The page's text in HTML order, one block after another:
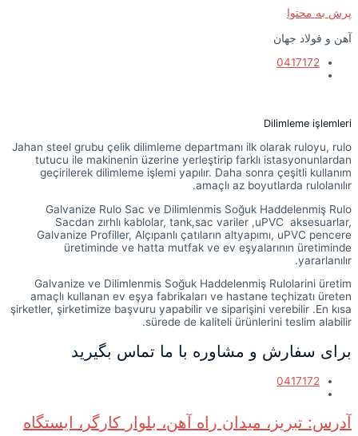
پرش به محتوا
آهن و فولاد جهان
0417172
Dilimleme işlemleri
Jahan steel grubu çelik dilimleme departmanı ilk olarak ruloyu, rulo
tutucu ile makinenin üzerine yerleştirip farklı istasyonunlardan
geçirilerek dilimleme işlemi yapılır. Daha sonra çeşitli kullanım
amaçlı az boyutlarda rulolanılır.
Galvanize Rulo Sac ve Dilimlenmis Soğuk Haddelenmiş Rulo
Sacdan zırhlı kablolar, tank,sac variler ,uPVC aksesuarlar,
Galvanize Profiller, Alçıpanlı çatıların altyapımı, uPVC pencere
üretiminde ve hatta mutfak ve ev eşyalarının üretiminde
yararlanılır.
Galvanize ve Dilimlenmis Soğuk Haddelenmiş Rulolarini üretim
amaçlı kullanan ev eşya fabrikaları ve hastane teçhizatı üreten
şirketler, şirketimize başvuru yapabilir ve siparişini verebilir .En kısa
sürede de kaliteli ürünlerini teslim alabilir.
برای سفارش و مشاوره با ما تماس بگیرید
0417172
آدرس: تبریز، میدان راه آهن، بلوار کارگر، ایستگاه